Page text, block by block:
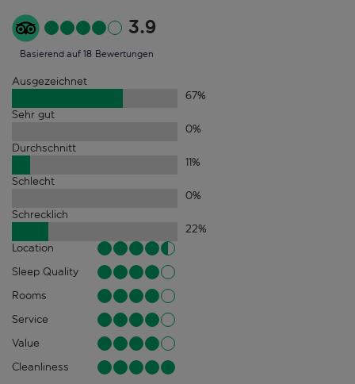
3.9
Basierend auf 18 Bewertungen
Ausgezeichnet
67%
Sehr gut
0%
Durchschnitt
11%
Schlecht
0%
Schrecklich
22%
Location
Sleep Quality
Rooms
Service
Value
Cleanliness